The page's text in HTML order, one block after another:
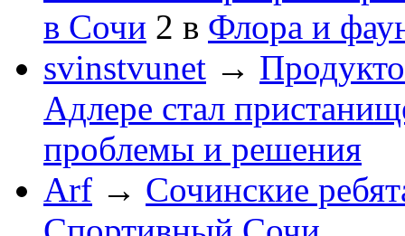
в Сочи 2 в Флора и
svinstvunet →
Адлере стал
проблемы и решения
Arf → Сочинские